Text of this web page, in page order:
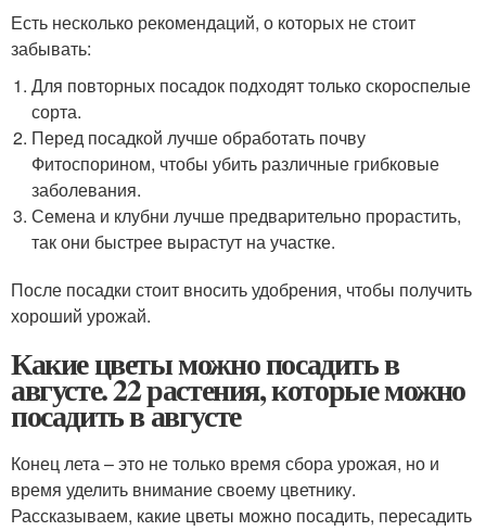
Есть несколько рекомендаций, о которых не стоит
забывать:
Для повторных посадок подходят только скороспелые
сорта.
Перед посадкой лучше обработать почву
Фитоспорином, чтобы убить различные грибковые
заболевания.
Семена и клубни лучше предварительно прорастить,
так они быстрее вырастут на участке.
После посадки стоит вносить удобрения, чтобы получить
хороший урожай.
Какие цветы можно посадить в
августе. 22 растения, которые можно
посадить в августе
Конец лета – это не только время сбора урожая, но и
время уделить внимание своему цветнику.
Рассказываем, какие цветы можно посадить, пересадить